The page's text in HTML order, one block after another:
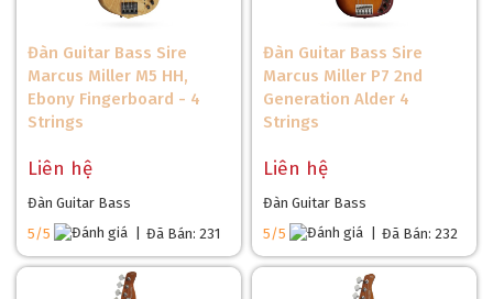
Đàn Guitar Bass Sire
Marcus Miller M5 HH,
Ebony Fingerboard - 4
Strings
Liên hệ
Đàn Guitar Bass
5/5
Đã Bán: 231
Đàn Guitar Bass Sire
Marcus Miller P7 2nd
Generation Alder 4
Strings
Liên hệ
Đàn Guitar Bass
5/5
Đã Bán: 232